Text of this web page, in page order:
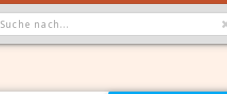
GEWÄHLTER WERT IST ALLE